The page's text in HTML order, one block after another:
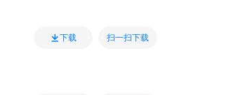
下载 扫一扫下载